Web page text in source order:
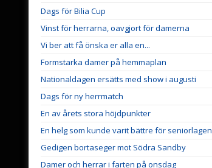
Dags för Bilia Cup
Vinst för herrarna, oavgjort för damerna
Vi ber att få önska er alla en...
Formstarka damer på hemmaplan
Nationaldagen ersätts med show i augusti
Dags för ny herrmatch
En av årets stora höjdpunkter
En helg som kunde varit bättre för seniorlagen
Gedigen bortaseger mot Södra Sandby
Damer och herrar i farten på onsdag